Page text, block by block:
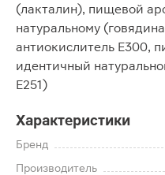
(лакталин), пищевой
натуральному
антиокислитель Е300,
идентичный
Е251)
Характеристики
Бренд
Производитель